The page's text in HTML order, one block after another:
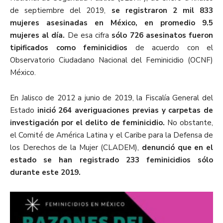
de septiembre del 2019, se registraron 2 mil 833
mujeres asesinadas en México, en promedio 9.5
mujeres al día. De esa cifra sólo 726 asesinatos fueron
tipificados como feminicidios de acuerdo con el
Observatorio Ciudadano Nacional del Feminicidio (OCNF)
México.
En Jalisco de 2012 a junio de 2019, la Fiscalía General del
Estado inició 264 averiguaciones previas y carpetas de
investigación por el delito de feminicidio. No obstante,
el Comité de América Latina y el Caribe para la Defensa de
los Derechos de la Mujer (CLADEM), denunció que en el
estado se han registrado 233 feminicidios sólo
durante este 2019.